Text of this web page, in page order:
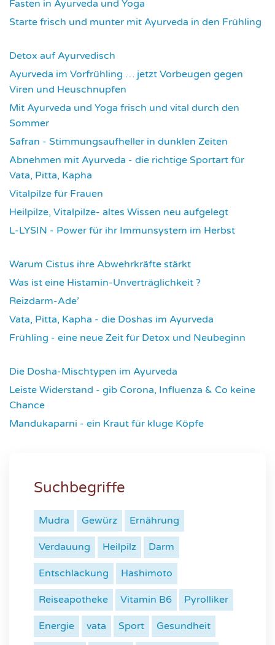
Fasten in Ayurveda und Yoga
Starte frisch und munter mit Ayurveda in den Frühling
Detox auf Ayurvedisch
Ayurveda im Vorfrühling … jetzt Vorbeugen gegen
Viren und Heuschnupfen
Mit Ayurveda und Yoga frisch und vital durch den
Sommer
Safran - Stimmungsaufheller in dunklen Zeiten
Abnehmen mit Ayurveda - die richtige Sportart für
Vata, Pitta, Kapha
Vitalpilze für Frauen
Heilpilze, Vitalpilze- altes Wissen neu aufgelegt
L-LYSIN - Power für ihr Immunsystem im Herbst
Warum Cistus ihre Abwehrkräfte stärkt
Was ist eine Histamin-Unverträglichkeit ?
Reizdarm-Ade’
Vata, Pitta, Kapha - die Doshas im Ayurveda
Frühling - eine neue Zeit für Detox und Neubeginn
Die Dosha-Mischtypen im Ayurveda
Leiste Widerstand - gib Corona, Influenza & Co keine
Chance
Mandukaparni - ein Kraut für kluge Köpfe
Suchbegriffe
Mudra Gewürz Ernährung
Verdauung Heilpilz Darm
Entschlackung Hashimoto
Reiseapotheke Vitamin B6 Pyrolliker
Energie vata Sport Gesundheit